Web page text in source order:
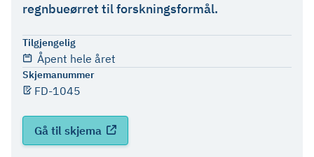
regnbueørret til forskningsformål.
Tilgjengelig
Åpent hele året
Skjemanummer
FD-1045
Gå til skjema